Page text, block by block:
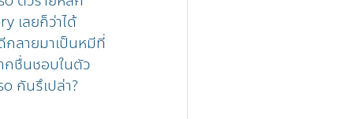
เลยก็ว่าได้
กลายมาเป็นหมีที่
กชื่นชอบในตัว
กันรึเปล่า?